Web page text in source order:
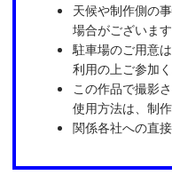
天候や制作側の
場合がございま
駐車場のご用意
利用の上ご参加く
この作品で撮影
使用方法は、制
関係各社への直